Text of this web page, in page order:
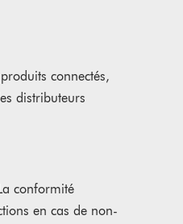
connectés,
distributeurs
conformité
en cas de non-